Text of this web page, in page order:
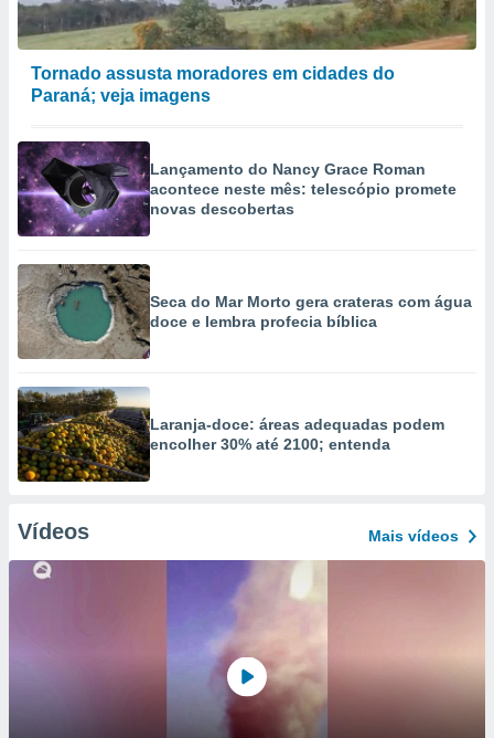
Tornado assusta moradores em cidades do
Paraná; veja imagens
Lançamento do Nancy Grace Roman
acontece neste mês: telescópio promete
novas descobertas
Seca do Mar Morto gera crateras com água
doce e lembra profecia bíblica
Laranja-doce: áreas adequadas podem
encolher 30% até 2100; entenda
Vídeos Mais vídeos